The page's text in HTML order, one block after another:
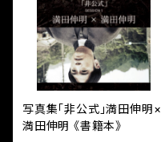
写真集「非公式」満田伸明×
満田伸明 《書籍本》